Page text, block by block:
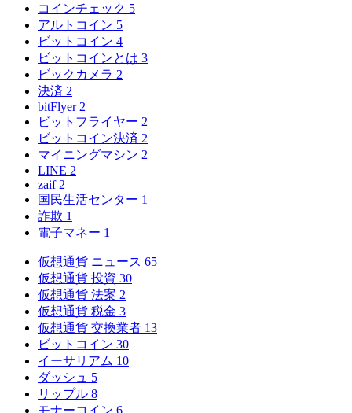
コインチェック 5
アルトコイン 5
ビットコイン 4
ビットコインとは 3
ビックカメラ 2
決済 2
bitFlyer 2
ビットフライヤー 2
ビットコイン決済 2
マイニングマシン 2
LINE 2
zaif 2
国民生活センター 1
詐欺 1
電子マネー 1
仮想通貨 ニュース 65
仮想通貨 投資 30
仮想通貨 法案 2
仮想通貨 税金 3
仮想通貨 交換業者 13
ビットコイン 30
イーサリアム 10
ダッシュ 5
リップル 8
モナーコイン 6